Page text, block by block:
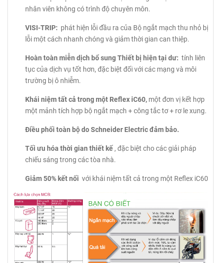
nhân viên không có trình độ chuyên môn.
VISI-TRIP: phát hiện lỗi đầu ra của Bộ ngắt mạch thu nhỏ bị
lỗi một cách nhanh chóng và giảm thời gian can thiệp.
Hoàn toàn miễn dịch bổ sung Thiết bị hiện tại dư: tính liên
tục của dịch vụ tốt hơn, đặc biệt đối với các mạng và môi
trường bị ô nhiễm.
Khái niệm tất cả trong một Reflex iC60, một đơn vị kết hợp
một mảnh tích hợp bộ ngắt mạch + công tắc tơ + rơ le xung.
Điều phối toàn bộ do Schneider Electric đảm bảo.
Tối ưu hóa thời gian thiết kế , đặc biệt cho các giải pháp
chiếu sáng trong các tòa nhà.
Giảm 50% kết nối với khái niệm tất cả trong một Reflex iC60